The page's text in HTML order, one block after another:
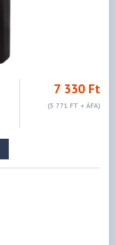
7 330 Ft
(5 771 FT + ÁFA)